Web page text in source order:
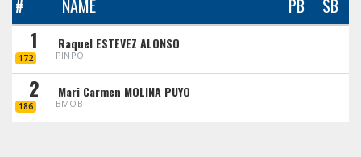
# NAME PB SB
1
172
Raquel ESTEVEZ ALONSO
PINPO
2
186
Mari Carmen MOLINA PUYO
BMOB